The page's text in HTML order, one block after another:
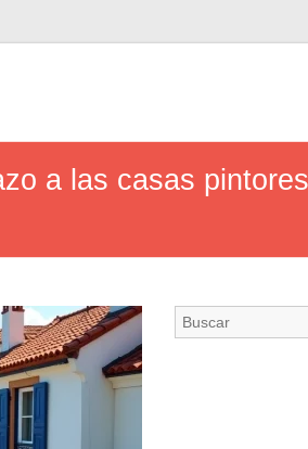
a las casas